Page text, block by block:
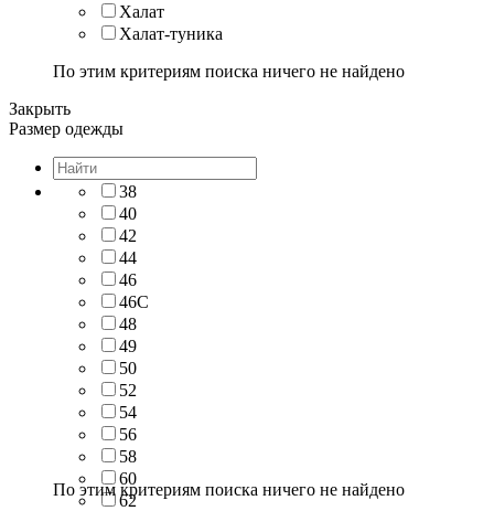
Халат
Халат-туника
По этим критериям поиска ничего не найдено
Закрыть
Размер одежды
38
40
42
44
46
46С
48
49
50
52
54
56
58
60
62
По этим критериям поиска ничего не найдено